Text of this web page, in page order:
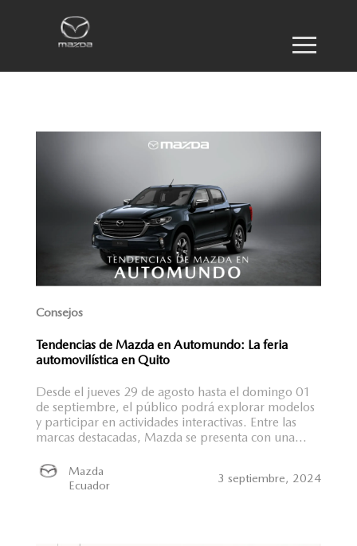
Consejos
Tendencias de Mazda en Automundo: La feria
automovilística en Quito
Desde el jueves 29 de agosto hasta el domingo 01
de septiembre, el público podrá explorar modelos
y participar en actividades interactivas. Entre las
marcas destacadas, Mazda se presenta con una...
Mazda
Ecuador
3 septiembre, 2024